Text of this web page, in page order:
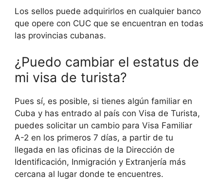
Los sellos puede adquirirlos en cualquier banco
que opere con CUC que se encuentran en todas
las provincias cubanas.
¿Puedo cambiar el estatus de
mi visa de turista?
Pues sí, es posible, si tienes algún familiar en
Cuba y has entrado al país con Visa de Turista,
puedes solicitar un cambio para Visa Familiar
A-2 en los primeros 7 días, a partir de tu
llegada en las oficinas de la Dirección de
Identificación, Inmigración y Extranjería más
cercana al lugar donde te encuentres.